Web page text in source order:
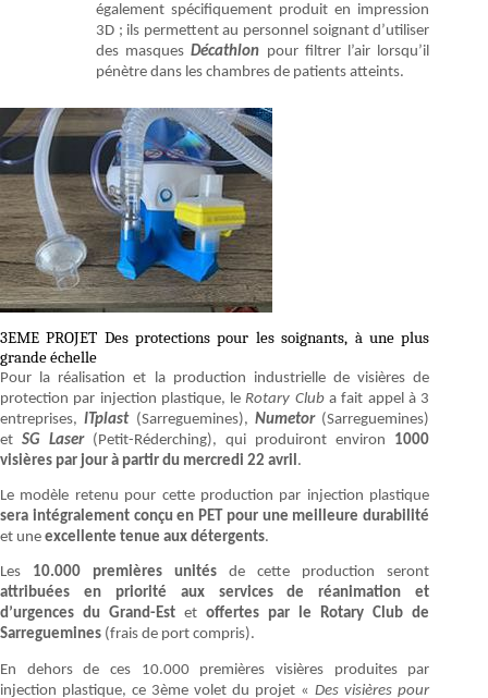
également spécifiquement produit en impression
3D ; ils permettent au personnel soignant d’utiliser
des masquesDécathlon pour filtrer l’air lorsqu’il
pénètre dans les chambres de patients atteints.
3EME PROJET Des protections pour les soignants, à une plus
grande échelle
Pour la réalisation et la production industrielle de visières de
protection par injection plastique, leRotary Cluba fait appel à 3
entreprises,ITplast (Sarreguemines), Numetor (Sarreguemines)
etSG Laser (Petit-Réderching), qui produiront environ 1000
visières par jour à partir du mercredi 22 avril .
Le modèle retenu pour cette production par injection plastique
sera intégralement conçu en PET pour une meilleure durabilité
et une excellente tenue aux détergents.
Les 10.000 premières unitésde cette production seront
attribuées en priorité aux services de réanimation et
d’urgences du Grand-Estetoffertes par le Rotary Club de
Sarreguemines (frais de port compris).
En dehors de ces 10.000 premières visières produites par
injection plastique, ce 3ème volet du projet «Des visières pour